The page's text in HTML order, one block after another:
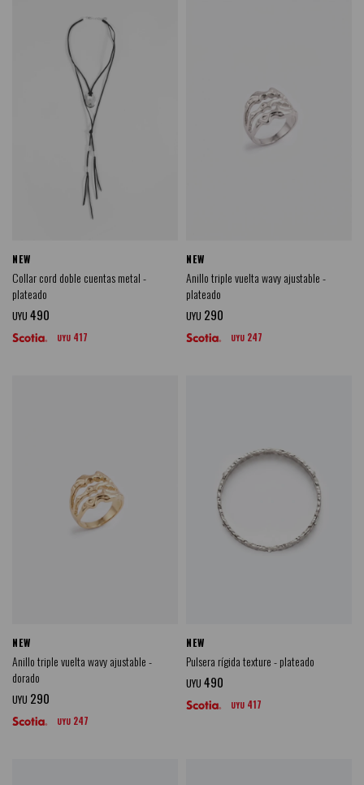
NEW
Collar cord doble cuentas metal -
plateado
UYU 490
UYU 417
NEW
Anillo triple vuelta wavy ajustable -
plateado
UYU 290
UYU 247
NEW
Anillo triple vuelta wavy ajustable -
dorado
UYU 290
UYU 247
NEW
Pulsera rígida texture - plateado
UYU 490
UYU 417